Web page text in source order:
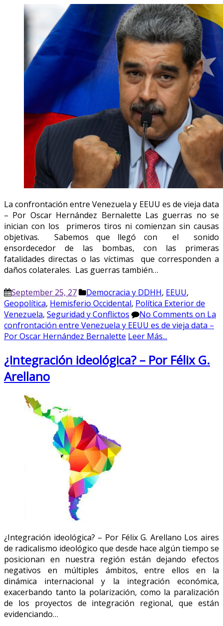
La confrontación entre Venezuela y EEUU es de vieja data
– Por Oscar Hernández Bernalette Las guerras no se
inician con los primeros tiros ni comienzan sin causas
objetivas. Sabemos que llegó con el sonido
ensordecedor de las bombas, con las primeras
fatalidades directas o las víctimas que corresponden a
daños colaterales. Las guerras también…
September 25, 27 Democracia y DDHH, EEUU,
Geopolítica, Hemisferio Occidental, Política Exterior de
Venezuela, Seguridad y Conflictos No Comments on La
confrontación entre Venezuela y EEUU es de vieja data –
Por Oscar Hernández Bernalette Leer Más...
¿Integración ideológica? – Por Félix G.
Arellano
¿Integración ideológica? – Por Félix G. Arellano Los aires
de radicalismo ideológico que desde hace algún tiempo se
posicionan en nuestra región están dejando efectos
negativos en múltiples ámbitos, entre ellos en la
dinámica internacional y la integración económica,
exacerbando tanto la polarización, como la paralización
de los proyectos de integración regional, que están
evidenciando…